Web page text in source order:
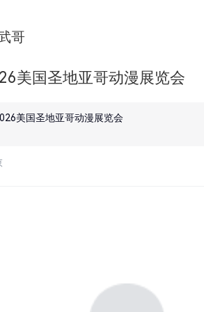
哥
美国圣地亚哥动漫展览会
美国圣地亚哥动漫展览会